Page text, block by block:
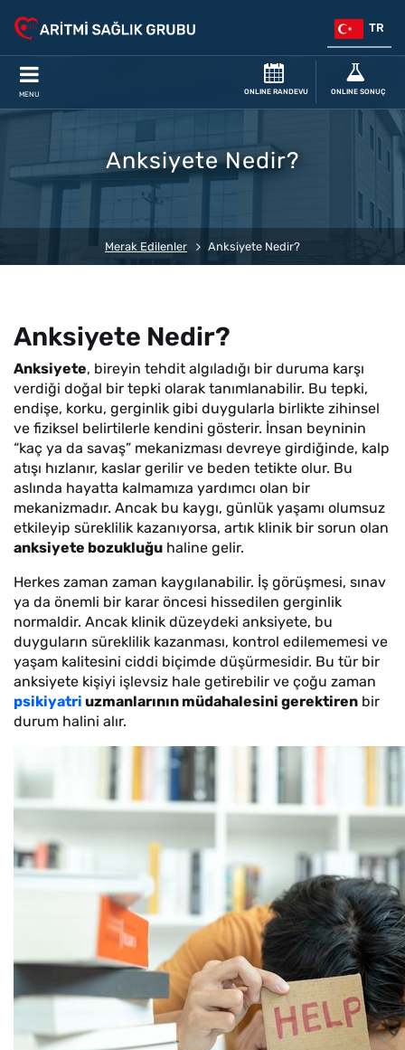
TR
MENU ONLINE RANDEVU ONLINE SONUÇ
Anksiyete Nedir?
Merak Edilenler Anksiyete Nedir?
Anksiyete Nedir?
Anksiyete, bireyin tehdit algıladığı bir duruma karşı
verdiği doğal bir tepki olarak tanımlanabilir. Bu tepki,
endişe, korku, gerginlik gibi duygularla birlikte zihinsel
ve fiziksel belirtilerle kendini gösterir. İnsan beyninin
“kaç ya da savaş” mekanizması devreye girdiğinde, kalp
atışı hızlanır, kaslar gerilir ve beden tetikte olur. Bu
aslında hayatta kalmamıza yardımcı olan bir
mekanizmadır. Ancak bu kaygı, günlük yaşamı olumsuz
etkileyip süreklilik kazanıyorsa, artık klinik bir sorun olan
anksiyete bozukluğu haline gelir.
Herkes zaman zaman kaygılanabilir. İş görüşmesi, sınav
ya da önemli bir karar öncesi hissedilen gerginlik
normaldir. Ancak klinik düzeydeki anksiyete, bu
duyguların süreklilik kazanması, kontrol edilememesi ve
yaşam kalitesini ciddi biçimde düşürmesidir. Bu tür bir
anksiyete kişiyi işlevsiz hale getirebilir ve çoğu zaman
psikiyatri uzmanlarının müdahalesini gerektiren bir
durum halini alır.